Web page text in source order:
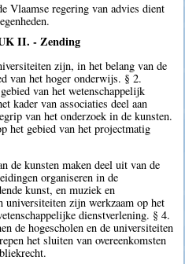
Vlaamse regering van advies dient
II. - Zending
zijn, in het belang van de
van het hoger onderwijs. § 2.
van het wetenschappelijk
kader van associaties deel aan
van het onderzoek in de kunsten.
het gebied van het projectmatig
de kunsten maken deel uit van de
organiseren in de
kunst, en muziek en
universiteiten zijn werkzaam op het
dienstverlening. § 4.
de hogescholen en de universiteiten
het sluiten van overeenkomsten